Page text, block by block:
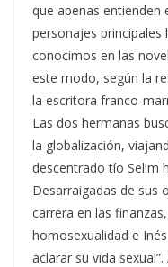
que apenas entienden
personajes
conocimos en las
este modo, según la
la escritora franco-
Las dos hermanas
la globalización,
descentrado tío Selim
Desarraigadas de sus
carrera en las
homosexualidad e
aclarar su vida